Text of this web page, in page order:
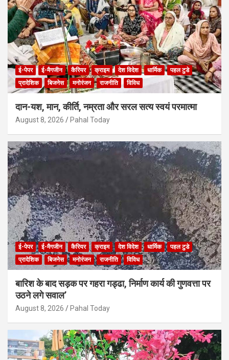
ई-पेपर ई-मैगजीन कैरियर क्राइम देश विदेश धार्मिक
पहल टुडे
प्रादेशिक
बिजनेस मनोरंजन राजनीति विविध
दान-यश, मान, कीर्ति, नम्रता और सरल सत्य स्वयं परमात्मा
August 8, 2026 Pahal Today
ई-पेपर ई-मैगजीन कैरियर क्राइम देश विदेश धार्मिक
पहल टुडे
प्रादेशिक
बिजनेस मनोरंजन राजनीति विविध
बारिश के बाद सड़क पर गहरा गड्ढा, निर्माण कार्य की गुणवत्ता पर
उठने लगे सवाल’
August 8, 2026 Pahal Today